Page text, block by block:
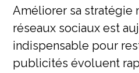
Améliorer sa stratégie
réseaux sociaux est
indispensable pour
publicités évoluent